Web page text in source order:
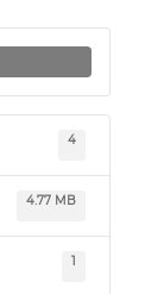
4
4.77 MB
1